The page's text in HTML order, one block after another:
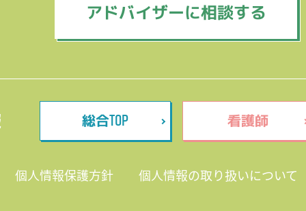
アドバイザーに相談する
総合TOP 看護師
個人情報保護方針 個人情報の取り扱いについて